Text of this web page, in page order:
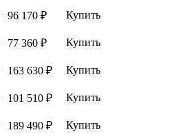
96 170 ₽
Купить
77 360 ₽
Купить
163 630 ₽
Купить
101 510 ₽
Купить
189 490 ₽
Купить